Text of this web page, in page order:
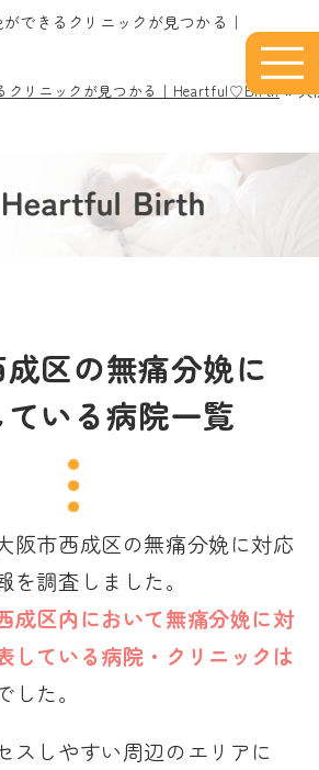
できるクリニックが見つかる｜
クリニックが見つかる｜Heartful♡Birth»大
区の無痛分娩に
いる病院一覧
阪市西成区の無痛分娩に対応
を調査しました。
成区内において無痛分娩に対
している病院・クリニックは
した。
スしやすい周辺のエリアに